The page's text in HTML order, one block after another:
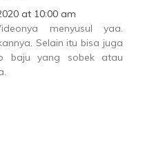
at 10:00 am
menyusul yaa.
Selain itu bisa juga
baju yang sobek atau